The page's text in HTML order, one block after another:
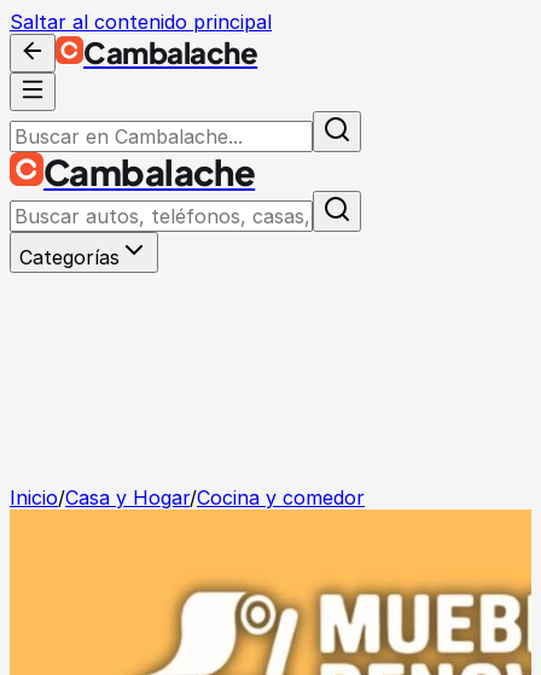
Saltar al contenido principal
Cambalache
Cambalache
Categorías
Inicio/Casa y Hogar/Cocina y comedor